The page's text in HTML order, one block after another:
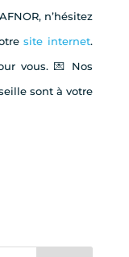
n’hésitez
site internet.
vous. 💌 Nos
sont à votre